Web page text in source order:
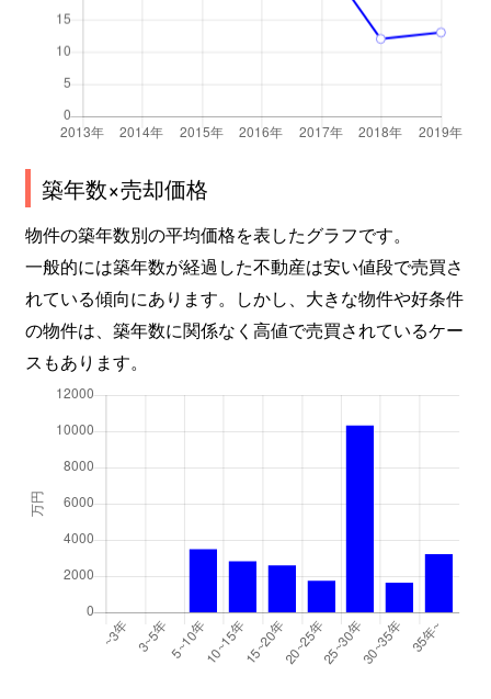
築年数×売却価格
物件の築年数別の平均価格を表したグラフです。
一般的には築年数が経過した不動産は安い値段で売買さ
れている傾向にあります。しかし、大きな物件や好条件
の物件は、築年数に関係なく高値で売買されているケー
スもあります。